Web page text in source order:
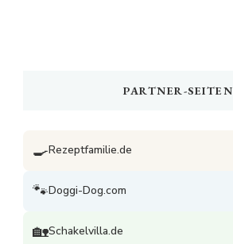
PARTNER-SEITEN
🍳Rezeptfamilie.de
🐾Doggi-Dog.com
🏡Schakelvilla.de